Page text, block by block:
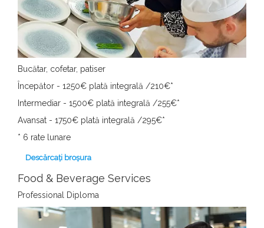
Bucătar, cofetar, patiser
Începător - 1250€ plată integrală /210€*
Intermediar - 1500€ plată integrală /255€*
Avansat - 1750€ plată integrală /295€*
* 6 rate lunare
Descărcați broșura
Food & Beverage Services
Professional Diploma